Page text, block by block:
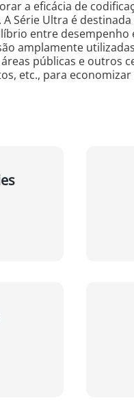
a eficácia de
Série Ultra é
entre
amplamente
públicas e outros
etc., para